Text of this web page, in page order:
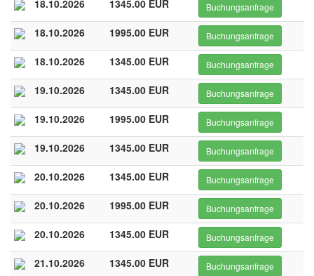
18.10.2026 1345.00 EUR Buchungsanfrage
18.10.2026 1995.00 EUR Buchungsanfrage
18.10.2026 1345.00 EUR Buchungsanfrage
19.10.2026 1345.00 EUR Buchungsanfrage
19.10.2026 1995.00 EUR Buchungsanfrage
19.10.2026 1345.00 EUR Buchungsanfrage
20.10.2026 1345.00 EUR Buchungsanfrage
20.10.2026 1995.00 EUR Buchungsanfrage
20.10.2026 1345.00 EUR Buchungsanfrage
21.10.2026 1345.00 EUR Buchungsanfrage